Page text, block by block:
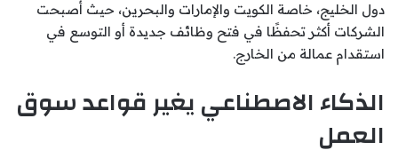
دول الخليج، خاصة الكويت والإمارات والبحرين، حيث أصبحت
الشركات أكثر تحفظًا في فتح وظائف جديدة أو التوسع في
استقدام عمالة من الخارج.
الذكاء الاصطناعي يغير قواعد سوق
العمل